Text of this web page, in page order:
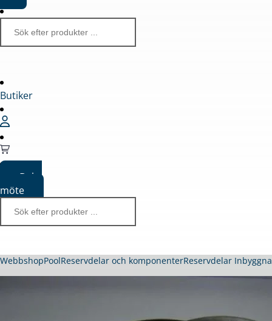
Butiker
Boka
möte
WebbshopPoolReservdelar och komponenterReservdelar